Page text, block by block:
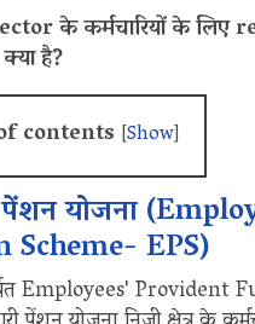
के कर्मचारियों के लिए
है?
contents [Show]
पेंशन योजना
Scheme- EPS)
Employees' Provident